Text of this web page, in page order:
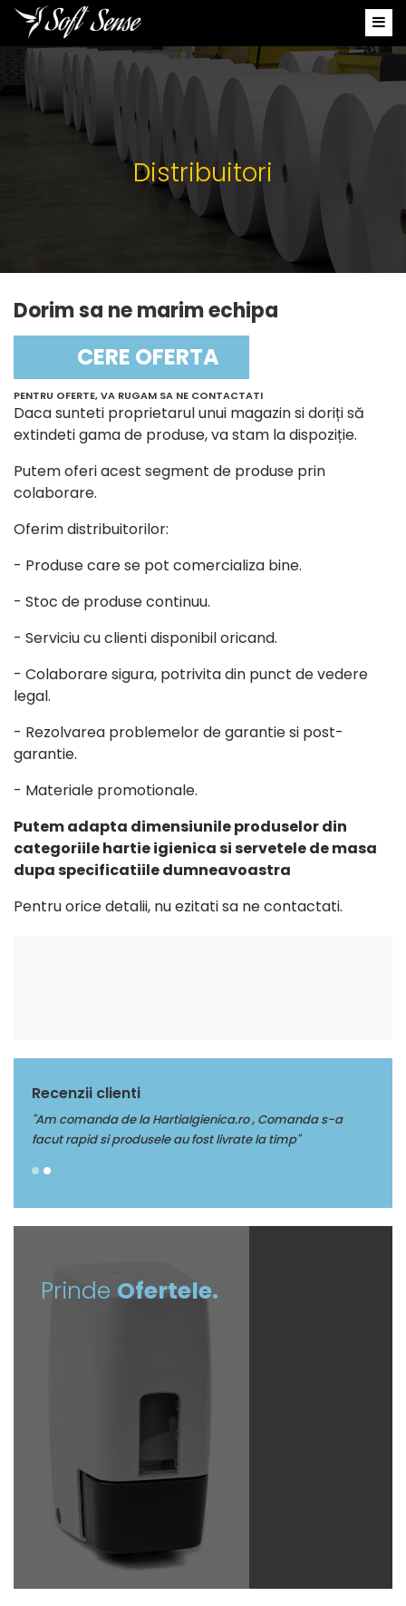
Distribuitori
Dorim sa ne marim echipa
CERE OFERTA
PENTRU OFERTE, VA RUGAM SA NE CONTACTATI
Daca sunteti proprietarul unui magazin si doriți să
extindeti gama de produse, va stam la dispoziție.
Putem oferi acest segment de produse prin
colaborare.
Oferim distribuitorilor:
- Produse care se pot comercializa bine.
- Stoc de produse continuu.
- Serviciu cu clienti disponibil oricand.
- Colaborare sigura, potrivita din punct de vedere
legal.
- Rezolvarea problemelor de garantie si post-
garantie.
- Materiale promotionale.
Putem adapta dimensiunile produselor din
categoriile hartie igienica si servetele de masa
dupa specificatiile dumneavoastra
Pentru orice detalii, nu ezitati sa ne contactati.
Recenzii clienti
"Multumim Echipei Soft sense pentru profesionalism"
Prinde Ofertele.